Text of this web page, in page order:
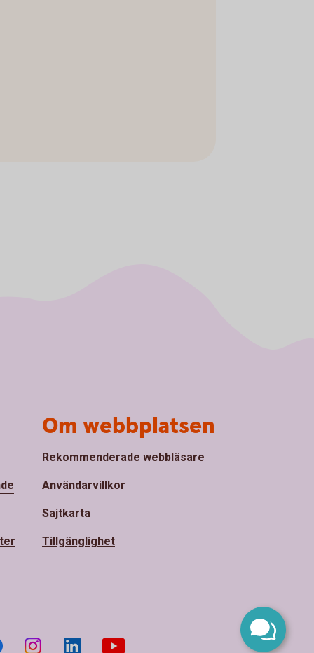
Om webbplatsen
Rekommenderade webbläsare
Användarvillkor
Sajtkarta
Tillgänglighet